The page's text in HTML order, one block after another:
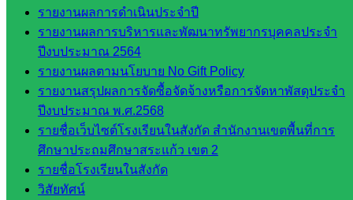
รายงานผลการดำเนินประจำปี
รายงานผลการบริหารและพัฒนาทรัพยากรบุคคลประจำ
ปีงบประมาณ 2564
รายงานผลตามนโยบาย No Gift Policy
รายงานสรุปผลการจัดซื้อจัดจ้างหรือการจัดหาพัสดุประจำ
ปีงบประมาณ พ.ศ.2568
รายชื่อเว็บไซต์โรงเรียนในสังกัด สำนักงานเขตพื้นที่การ
ศึกษาประถมศึกษาสระแก้ว เขต 2
รายชื่อโรงเรียนในสังกัด
วิสัยทัศน์
บุคคล
กลุ่ม
พัฒนาครู
และบุ
คลากรฯ
กลุ่มนิ
เทศ
ติดตาม
และประ
เมินผลฯ